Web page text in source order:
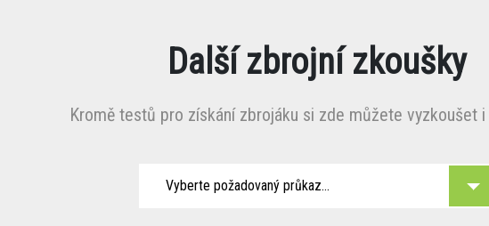
Další zbrojní zkoušky
Kromě testů pro získání zbrojáku si zde můžete vyzkoušet
Vyberte požadovaný průkaz...